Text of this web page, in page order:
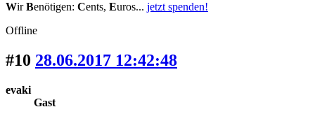
WirBenötigen: Cents, Euros... jetzt spenden!
Offline
#10 28.06.2017 12:42:48
evaki
Gast